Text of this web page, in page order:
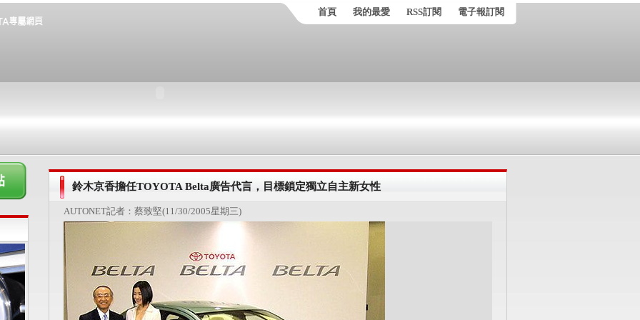
首頁 我的最愛 RSS訂閱 電子報訂閱
鈴木京香擔任TOYOTA Belta廣告代言，目標鎖定獨立自主新女性
AUTONET記者：蔡致堅(11/30/2005星期三)